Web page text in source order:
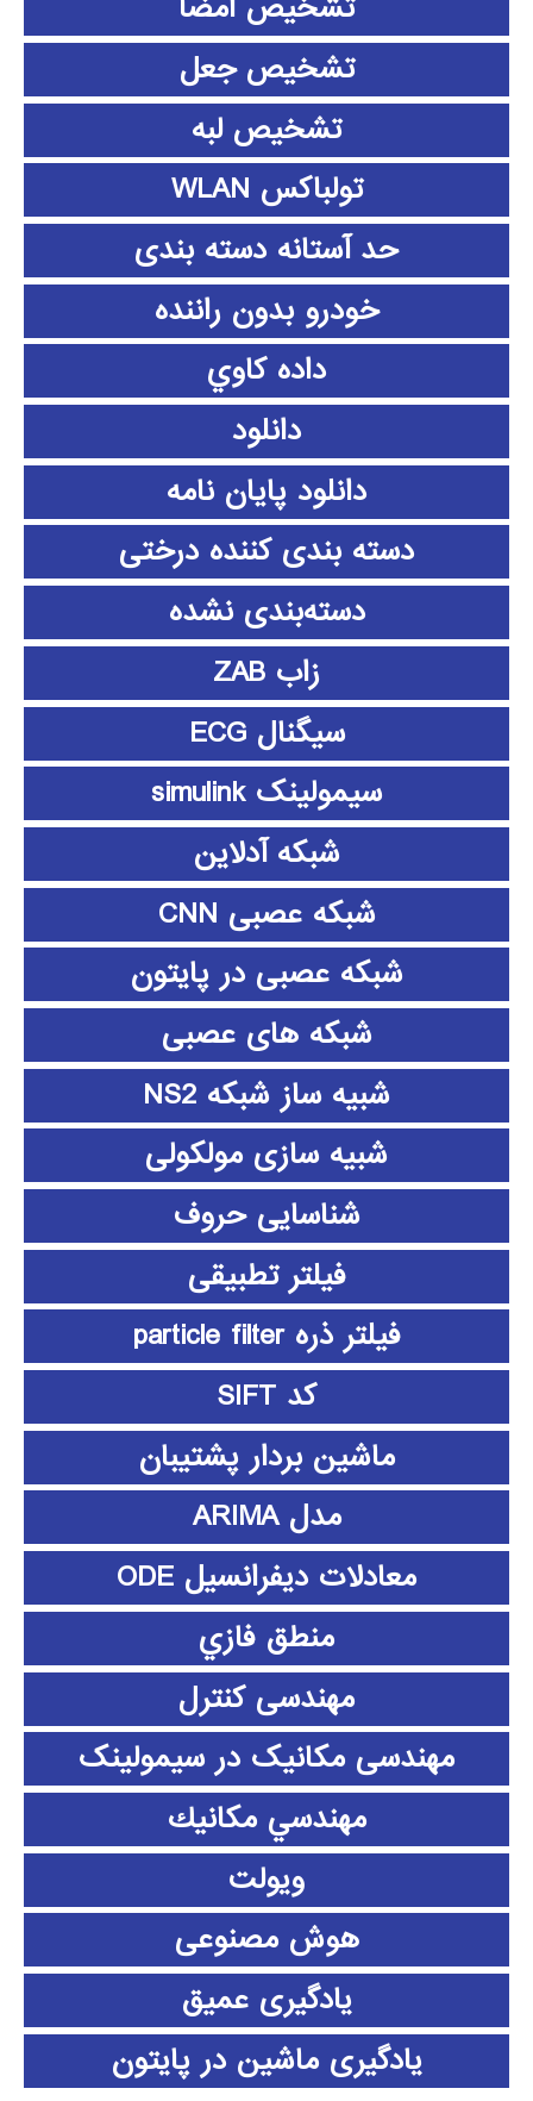
تشخیص جعل
تشخیص لبه
تولباکس WLAN
حد آستانه دسته بندی
خودرو بدون راننده
داده كاوي
دانلود
دانلود پايان نامه
دسته بندی کننده درختی
دسته‌بندی نشده
زاب ZAB
سیگنال ECG
سیمولینک simulink
شبکه آدلاین
شبکه عصبی CNN
شبکه عصبی در پایتون
شبکه های عصبی
شبیه ساز شبکه NS2
شبیه سازی مولکولی
شناسایی حروف
فیلتر تطبیقی
فیلتر ذره particle filter
کد SIFT
ماشین بردار پشتیبان
مدل ARIMA
معادلات دیفرانسیل ODE
منطق فازي
مهندسی کنترل
مهندسی مکانیک در سیمولینک
مهندسي مكانيك
ویولت
هوش مصنوعی
یادگیری عمیق
یادگیری ماشین در پایتون